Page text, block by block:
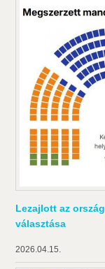
Lezajlott az
választása
2026.04.15.